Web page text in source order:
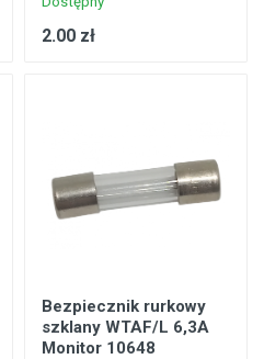
2.00 zł
Bezpiecznik rurkowy
szklany WTAF/L 6,3A
Monitor 10648